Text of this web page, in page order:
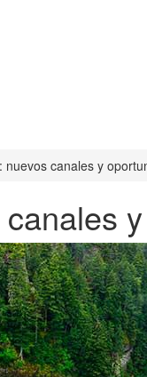
nuevos canales y